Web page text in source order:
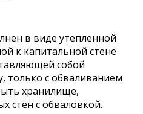
в виде утепленной
к капитальной стене
собой
только с обваливанием
хранилище,
стен с обваловкой.